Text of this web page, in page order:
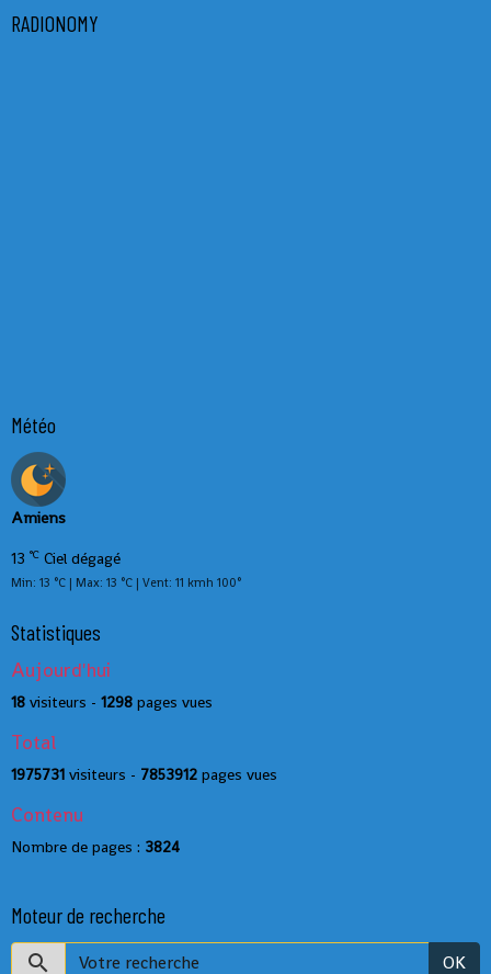
RADIONOMY
Météo
Amiens
13 °C Ciel dégagé
Min: 13 °C | Max: 13 °C | Vent: 11 kmh 100°
Statistiques
Aujourd'hui
18 visiteurs - 1298 pages vues
Total
1975731 visiteurs - 7853912 pages vues
Contenu
Nombre de pages : 3824
Moteur de recherche
OK